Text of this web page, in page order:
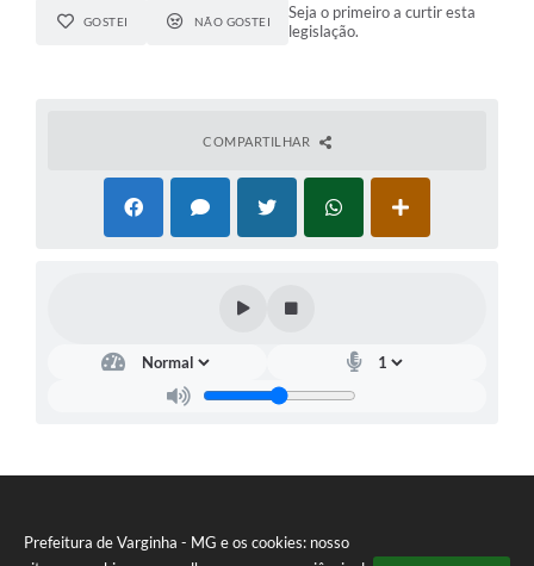
Prefeitura de Varginha - MG e os cookies: nosso
GOSTEI NÃO GOSTEI
Seja o primeiro a curtir esta
legislação.
COMPARTILHAR